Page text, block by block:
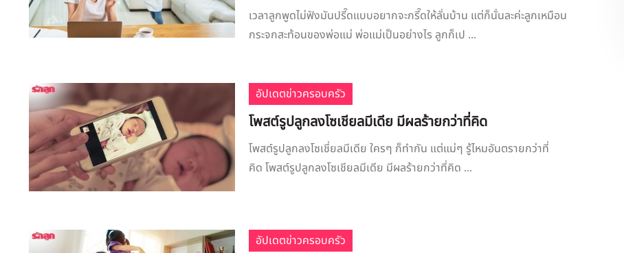
เวลาลูกพูดไม่ฟังมันปรี๊ดแบบอยากจะกรี๊ดให้ลั่นบ้าน แต่ก็นั่นละค่ะลูกเหมือน
กระจกสะท้อนของพ่อแม่ พ่อแม่เป็นอย่างไร ลูกก็เป ...
อัปเดตข่าวครอบครัว
โพสต์รูปลูกลงโซเชียลมีเดีย มีผลร้ายกว่าที่คิด
โพสต์รูปลูกลงโซเชี่ยลมีเดีย ใครๆ ก็ทำกัน แต่แม่ๆ รู้ไหมอันตรายกว่าที่
คิด โพสต์รูปลูกลงโซเชียลมีเดีย มีผลร้ายกว่าที่คิด ...
อัปเดตข่าวครอบครัว